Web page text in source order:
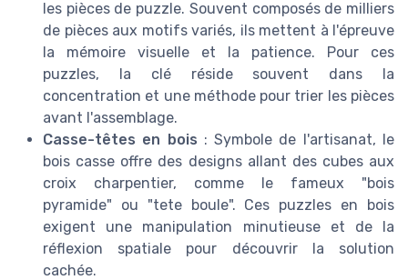
les pièces de puzzle. Souvent composés de milliers
de pièces aux motifs variés, ils mettent à l'épreuve
la mémoire visuelle et la patience. Pour ces
puzzles, la clé réside souvent dans la
concentration et une méthode pour trier les pièces
avant l'assemblage.
Casse-têtes en bois : Symbole de l'artisanat, le
bois casse offre des designs allant des cubes aux
croix charpentier, comme le fameux "bois
pyramide" ou "tete boule". Ces puzzles en bois
exigent une manipulation minutieuse et de la
réflexion spatiale pour découvrir la solution
cachée.